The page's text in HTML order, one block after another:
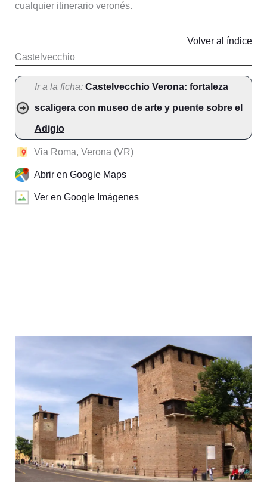
cualquier itinerario veronés.
Castelvecchio
Volver al índice
Ir a la ficha: Castelvecchio Verona: fortaleza
scaligera con museo de arte y puente sobre el
Adigio
Via Roma, Verona (VR)
Abrir en Google Maps
Ver en Google Imágenes